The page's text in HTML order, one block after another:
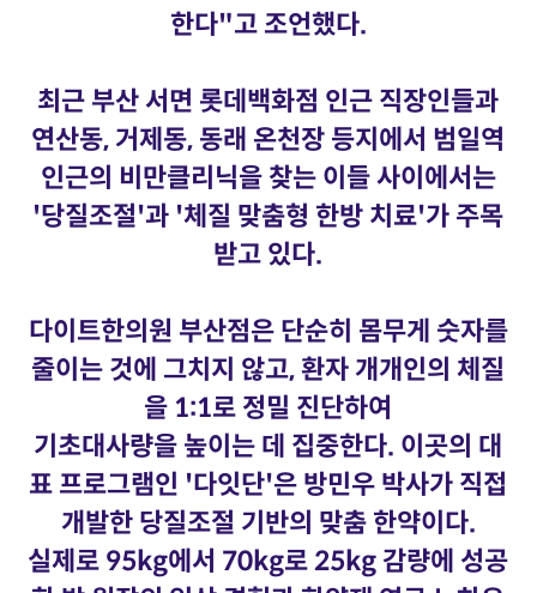
한다"고 조언했다.
최근 부산 서면 롯데백화점 인근 직장인들과
연산동, 거제동, 동래 온천장 등지에서 범일역
인근의 비만클리닉을 찾는 이들 사이에서는
'당질조절'과 '체질 맞춤형 한방 치료'가 주목
받고 있다.
다이트한의원 부산점은 단순히 몸무게 숫자를
줄이는 것에 그치지 않고, 환자 개개인의 체질
을 1:1로 정밀 진단하여
기초대사량을 높이는 데 집중한다. 이곳의 대
표 프로그램인 '다잇단'은 방민우 박사가 직접
개발한 당질조절 기반의 맞춤 한약이다.
실제로 95kg에서 70kg로 25kg 감량에 성공